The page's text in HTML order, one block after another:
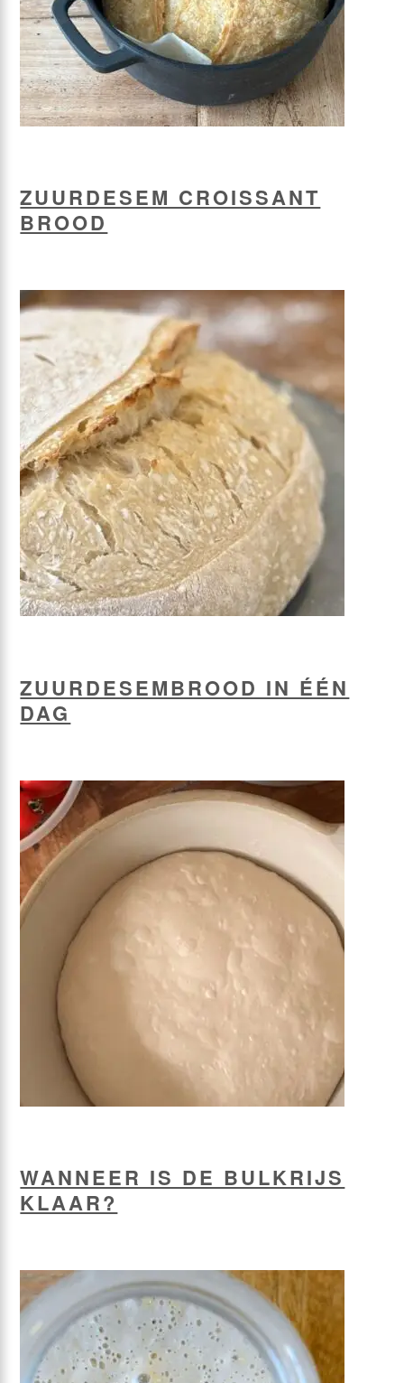
ZUURDESEM CROISSANT
BROOD
ZUURDESEMBROOD IN ÉÉN
DAG
WANNEER IS DE BULKRIJS
KLAAR?